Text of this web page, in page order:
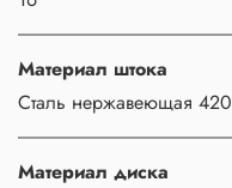
Материал штока
Сталь нержавеющая 420
Материал диска